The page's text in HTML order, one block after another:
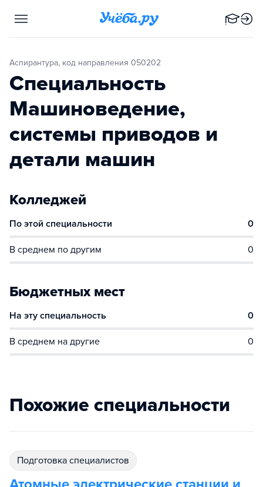
Аспирантура, код направления 050202
Специальность
Машиноведение,
системы приводов и
детали машин
Колледжей
По этой специальности 0
В среднем по другим 0
Бюджетных мест
На эту специальность 0
В среднем на другие 0
Похожие специальности
подготовка специалистов